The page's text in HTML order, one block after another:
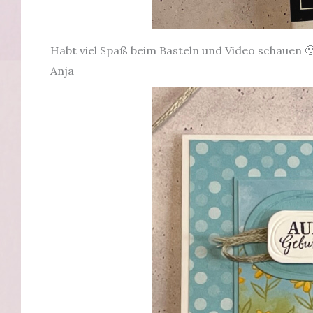
Habt viel Spaß beim Basteln und Video schauen
Anja